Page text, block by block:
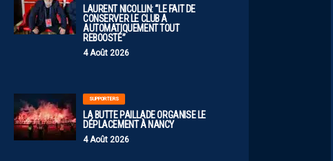
LAURENT NICOLLIN: “LE FAIT DE
CONSERVER LE CLUB A
AUTOMATIQUEMENT TOUT
REBOOSTÉ”
4 Août 2026
SUPPORTERS
LA BUTTE PAILLADE ORGANISE LE
DÉPLACEMENT À NANCY
4 Août 2026